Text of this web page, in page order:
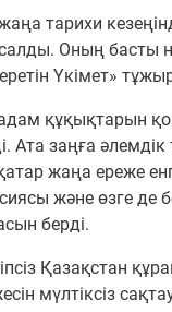
тарихи
Оның басты
Үкімет»
құқықтарын
Ата заңға
жаңа ереже
және өзге де
берді.
Қазақстан
мүлтіксіз